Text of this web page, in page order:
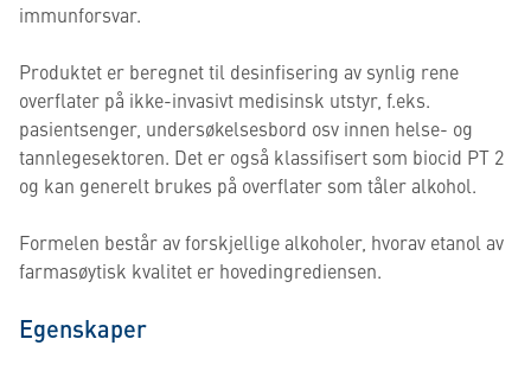
immunforsvar.
Produktet er beregnet til desinfisering av synlig rene
overflater på ikke-invasivt medisinsk utstyr, f.eks.
pasientsenger, undersøkelsesbord osv innen helse- og
tannlegesektoren. Det er også klassifisert som biocid PT 2
og kan generelt brukes på overflater som tåler alkohol.
Formelen består av forskjellige alkoholer, hvorav etanol av
farmasøytisk kvalitet er hovedingrediensen.
Egenskaper